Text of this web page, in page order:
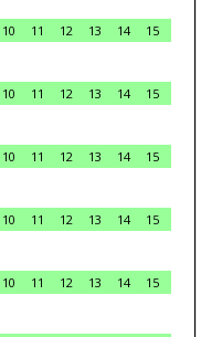
10 11 12 13 14
15
10 11 12 13 14
15
10 11 12 13 14
15
10 11 12 13 14
15
10 11 12 13 14
15